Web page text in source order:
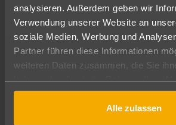
analysieren. Außerdem geben wir
Verwendung unserer Website an
soziale Medien, Werbung und
Partner führen diese Informationen
weiteren Daten zusammen, die Sie
gesammelt haben.
Alle zulassen
Hauptziele für diese Aktivitäten, mit
und Lagunen, die perfekte
Besondere Orte für
VAE
Beach bietet Dubai zahlreiche